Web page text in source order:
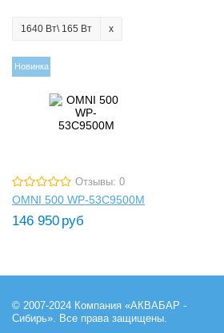
1640 Вт\ 165 Вт
Новинка
Отзывы: 0
OMNI 500 WP-53C9500M
146 950 руб
© 2007-2024 Компания «АКВАБАР -
Сибирь». Все права защищены.